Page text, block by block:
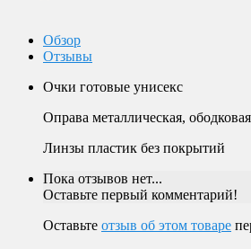
Обзор
Отзывы
Очки готовые унисекс
Оправа металлическая,
Линзы пластик без покрытий
Пока отзывов нет...
Оставьте первый комментарий!
Оставьте отзыв об этом товаре